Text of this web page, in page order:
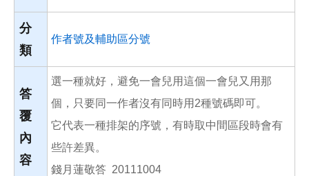
分
類
作者號及輔助區分號
答
覆
內
容
選一種就好，避免一會兒用這個一會兒又用那
個，只要同一作者沒有同時用2種號碼即可。
它代表一種排架的序號，有時取中間區段時會有
些許差異。
錢月蓮敬答 20111004